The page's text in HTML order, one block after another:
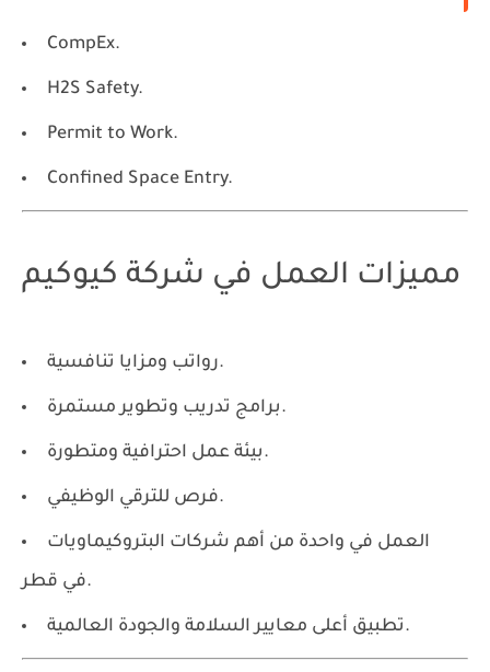
CompEx.
H2S Safety.
Permit to Work.
Confined Space Entry.
مميزات العمل في شركة كيوكيم
رواتب ومزايا تنافسية.
برامج تدريب وتطوير مستمرة.
بيئة عمل احترافية ومتطورة.
فرص للترقي الوظيفي.
العمل في واحدة من أهم شركات البتروكيماويات
في قطر.
تطبيق أعلى معايير السلامة والجودة العالمية.